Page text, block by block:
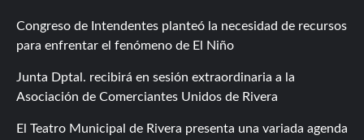
Congreso de Intendentes planteó la necesidad de recursos
para enfrentar el fenómeno de El Niño
Junta Dptal. recibirá en sesión extraordinaria a la
Asociación de Comerciantes Unidos de Rivera
El Teatro Municipal de Rivera presenta una variada agenda